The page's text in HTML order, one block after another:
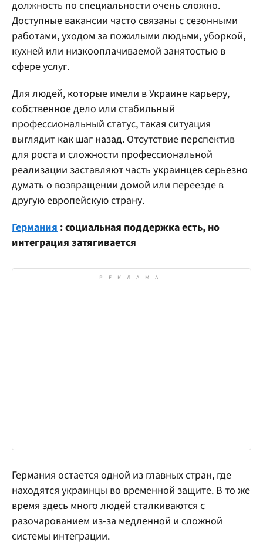
должность по специальности очень сложно.
Доступные вакансии часто связаны с сезонными
работами, уходом за пожилыми людьми, уборкой,
кухней или низкооплачиваемой занятостью в
сфере услуг.
Для людей, которые имели в Украине карьеру,
собственное дело или стабильный
профессиональный статус, такая ситуация
выглядит как шаг назад. Отсутствие перспектив
для роста и сложности профессиональной
реализации заставляют часть украинцев серьезно
думать о возвращении домой или переезде в
другую европейскую страну.
Германия : социальная поддержка есть, но
интеграция затягивается
Германия остается одной из главных стран, где
находятся украинцы во временной защите. В то же
время здесь много людей сталкиваются с
разочарованием из-за медленной и сложной
системы интеграции.